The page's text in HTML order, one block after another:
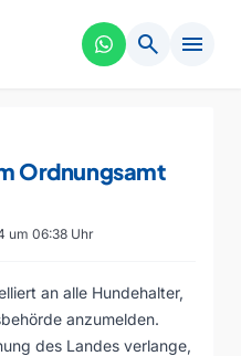
search menu
Ordnungsamt
um 06:38 Uhr
an alle Hundehalter,
anzumelden.
des Landes verlange,